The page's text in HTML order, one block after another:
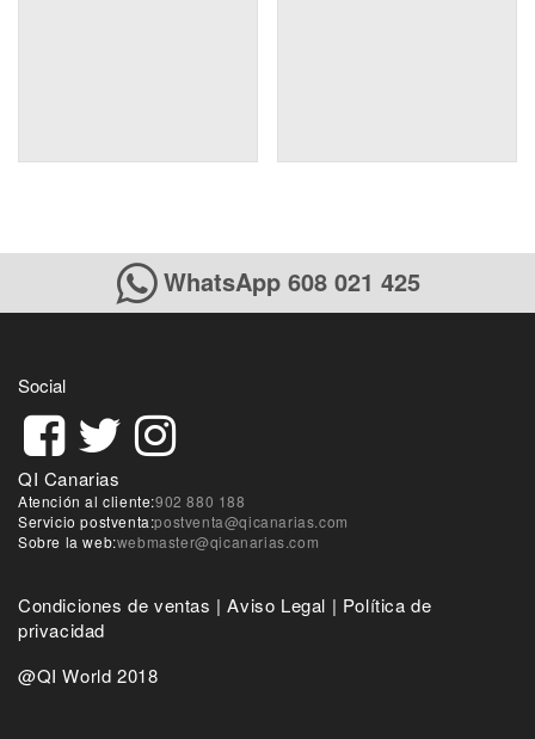
WhatsApp 608 021 425
Social
QI Canarias
Atención al cliente:902 880 188
Servicio postventa:postventa@qicanarias.com
Sobre la web:webmaster@qicanarias.com
Condiciones de ventas |Aviso Legal | Política de
privacidad
@QI World 2018